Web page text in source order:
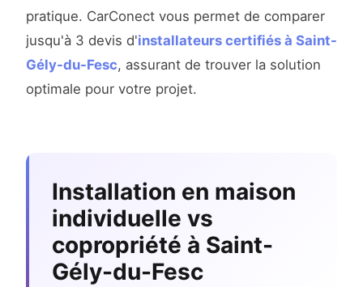
pratique. CarConect vous permet de comparer
jusqu'à 3 devis d'installateurs certifiés à Saint-
Gély-du-Fesc, assurant de trouver la solution
optimale pour votre projet.
Installation en maison
individuelle vs
copropriété à Saint-
Gély-du-Fesc